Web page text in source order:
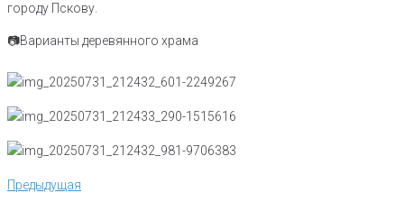
городу Пскову.
📷Варианты деревянного храма
Навигация
по
Предыдущая
Предыдущая